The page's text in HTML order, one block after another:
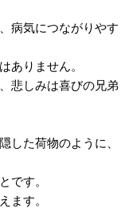
病気につながりやす
ありません。
悲しみは喜びの兄弟
した荷物のように、
です。
ます。